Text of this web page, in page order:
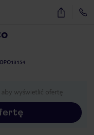
40
OPO13154
wyświetlić ofertę